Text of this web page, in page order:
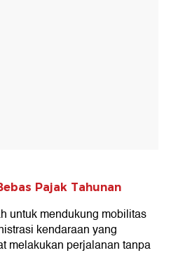
Pajak Tahunan
untuk mendukung mobilitas
kendaraan yang
melakukan perjalanan tanpa